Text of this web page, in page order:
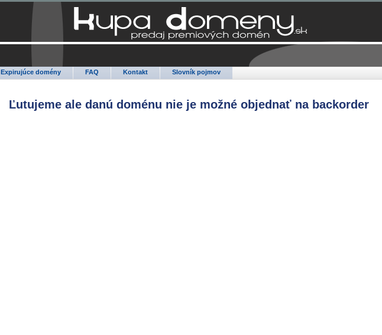
Expirujúce domény FAQ Kontakt Slovník pojmov
Ľutujeme ale danú doménu nie je možné objednať na backorder